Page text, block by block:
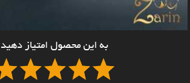
به این محصول امتیاز دهید